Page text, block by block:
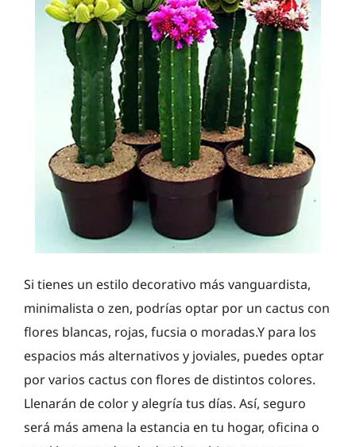
Si tienes un estilo decorativo más vanguardista,
minimalista o zen, podrías optar por un cactus con
flores blancas, rojas, fucsia o moradas.Y para los
espacios más alternativos y joviales, puedes optar
por varios cactus con flores de distintos colores.
Llenarán de color y alegría tus días. Así, seguro
será más amena la estancia en tu hogar, oficina o